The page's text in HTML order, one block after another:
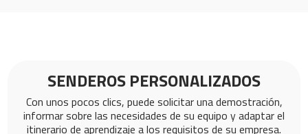
SENDEROS PERSONALIZADOS
Con unos pocos clics, puede solicitar una demostración,
informar sobre las necesidades de su equipo y adaptar el
itinerario de aprendizaje a los requisitos de su empresa.